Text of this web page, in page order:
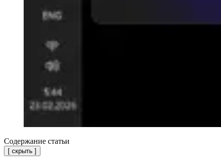
Содержание статьи
[ скрыть ]